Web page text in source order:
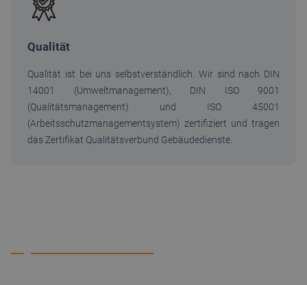
Qualität
Qualität ist bei uns selbstverständlich. Wir sind nach DIN
14001 (Umweltmanagement), DIN ISO 9001
(Qualitätsmanagement) und ISO 45001
(Arbeitsschutzmanagementsystem) zertifiziert und tragen
das Zertifikat Qualitätsverbund Gebäudedienste.